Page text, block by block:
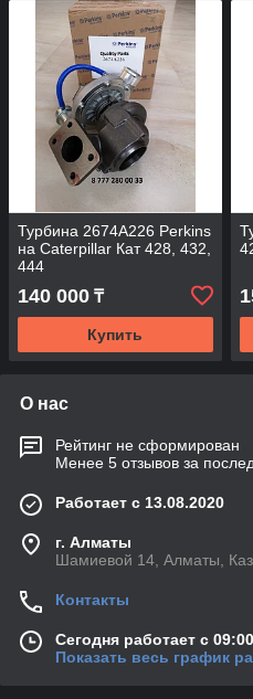
Турбина 2674A226 Perkins
на Caterpillar Кат 428, 432,
444
140 000 ₸
Купить
О нас
Рейтинг не сформирован
Менее 5 отзывов за
Работает с 13.08.2020
г. Алматы
Шамиевой 14, Алматы,
Контакты
Сегодня работает с
Показать весь график